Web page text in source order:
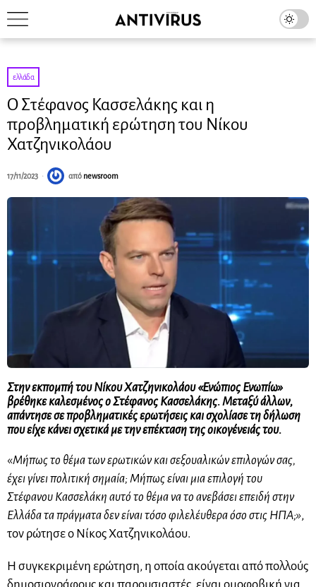
ελλάδα
Ο Στέφανος Κασσελάκης και η
προβληματική ερώτηση του Νίκου
Χατζηνικολάου
17/11/2023 από newsroom
Στην εκπομπή του Νίκου Χατζηνικολάου «Ενώπιος Ενωπίω»
βρέθηκε καλεσμένος ο Στέφανος Κασσελάκης. Μεταξύ άλλων,
απάντησε σε προβληματικές ερωτήσεις και σχολίασε τη δήλωση
που είχε κάνει σχετικά με την επέκταση της οικογένειάς του.
«Μήπως το θέμα των ερωτικών και σεξουαλικών επιλογών σας,
έχει γίνει πολιτική σημαία; Μήπως είναι μια επιλογή του
Στέφανου Κασσελάκη αυτό το θέμα να το ανεβάσει επειδή στην
Ελλάδα τα πράγματα δεν είναι τόσο φιλελέυθερα όσο στις ΗΠΑ;»,
τον ρώτησε ο Νίκος Χατζηνικολάου.
Η συγκεκριμένη ερώτηση, η οποία ακούγεται από πολλούς